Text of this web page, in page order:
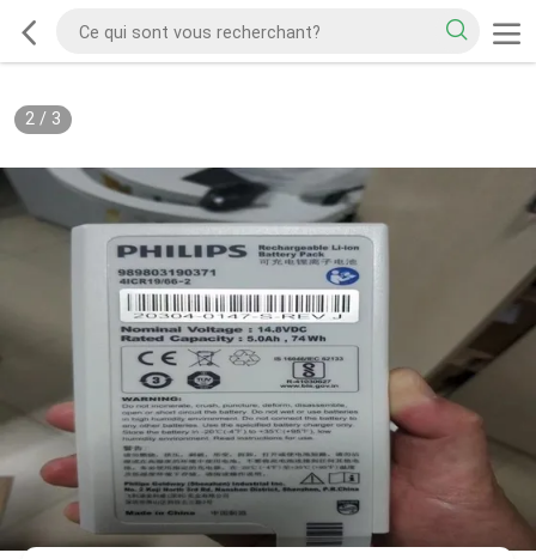
2/ 3